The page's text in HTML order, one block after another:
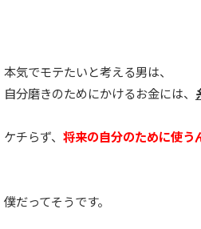
本気でモテたいと考える男は、
自分磨きのためにかけるお金には、
ケチらず、 将来の自分のために使う
僕だってそうです。